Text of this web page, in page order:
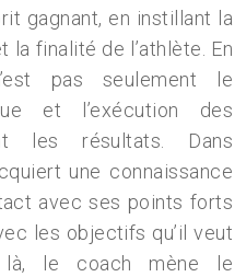
gagnant, en instillant la
finalité de l’athlète. En
pas seulement le
et l’exécution des
les résultats. Dans
une connaissance
avec ses points forts
les objectifs qu’il veut
le coach mène le